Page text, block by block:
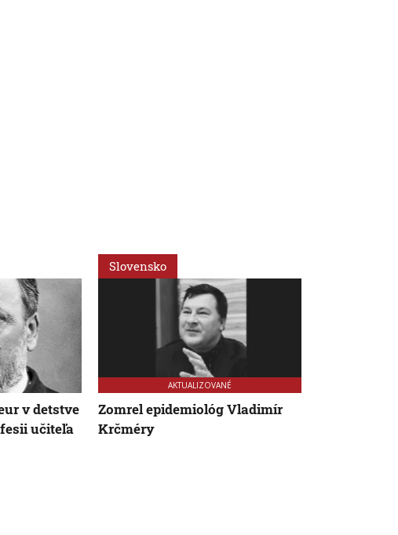
v detstve
učiteľa
Slovensko
AKTUALIZOVANÉ
Zomrel epidemiológ Vladimír
Krčméry